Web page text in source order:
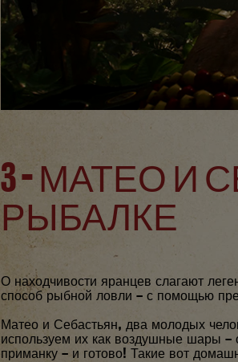
3 - МАТЕО И
РЫБАЛКЕ
О находчивости яранцев слагают
способ рыбной ловли – с помощью
Матео и Себастьян, два молодых
используем их как воздушные шары –
приманку – и готово! Такие вот